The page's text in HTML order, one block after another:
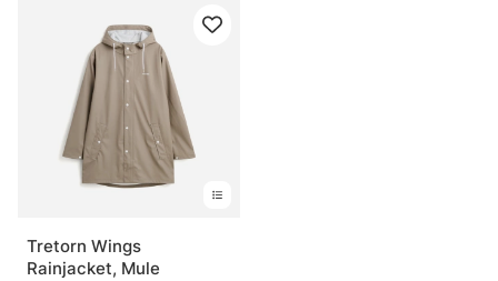
Tretorn Wings
Rainjacket, Mule